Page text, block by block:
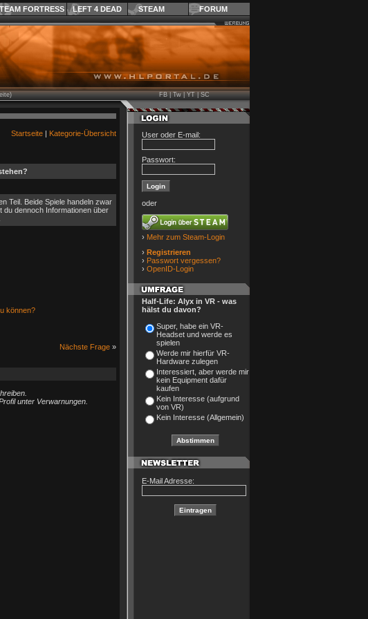
FORTRESS LEFT 4 DEAD STEAM FORUM
Startseite| Kategorie-Übersicht
Teil. Beide Spiele handeln zwar
du dennoch Informationen über
können?
Nächste Frage»
unter Verwarnungen.
FB|Tw|YT|SC
User oder E-mail:
Passwort:
oder
› Mehr zum Steam-Login
› Registrieren
› Passwort vergessen?
› OpenID-Login
Half-Life: Alyx in VR - was
hälst du davon?
Super, habe ein VR-
Headset und werde es
spielen
Werde mir hierfür VR-
Hardware zulegen
Interessiert, aber werde mir
kein Equipment dafür
kaufen
Kein Interesse (aufgrund
von VR)
Kein Interesse (Allgemein)
E-Mail Adresse: